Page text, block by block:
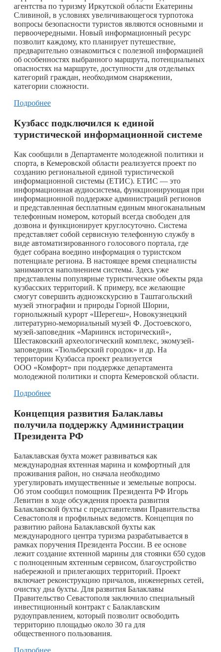
агентства по туризму Иркутской области Екатерины
Сливиной, в условиях увеличивающегося турпотока
вопросы безопасности туристов являются основными и
первоочередными. Новый информационный ресурс
позволит каждому, кто планирует путешествие,
предварительно ознакомиться с полезной информацией
об особенностях выбранного маршрута, потенциальных
опасностях на маршруте, доступности для отдельных
категорий граждан, необходимом снаряжении,
категории сложности.
Подробнее
Кузбасс подключился к единой
туристической информационной системе
Как сообщили в Департаменте молодежной политики и
спорта, в Кемеровской области реализуется проект по
созданию региональной единой туристической
информационной системы (ЕТИС). ЕТИС — это
информационная аудиосистема, функционирующая при
информационной поддержке администраций регионов
и представленная бесплатным единым многоканальным
телефонным номером, который всегда свободен для
дозвона и функционирует круглосуточно. Система
представляет собой сервисную телефонную службу в
виде автоматизированного голосового портала, где
будет собрана воедино информация о туристском
потенциале региона. В настоящее время специалисты
занимаются наполнением системы. Здесь уже
представлены популярные туристические объекты ряда
кузбасских территорий. К примеру, все желающие
смогут совершить аудиоэкскурсию в Таштагольский
музей этнографии и природы Горной Шории,
горнолыжный курорт «Шерегеш», Новокузнецкий
литературно-мемориальный музей Ф. Достоевского,
музей-заповедник «Мариинск исторический»,
Шестаковский археологический комплекс, экомузей-
заповедник «Тюльберский городок» и др. На
территории Кузбасса проект реализуется
ООО «Комфорт» при поддержке департамента
молодежной политики и спорта Кемеровской области.
Подробнее
Концепция развития Балаклавы
получила поддержку Администрации
Президента РФ
Балаклавская бухта может развиваться как
международная яхтенная марина и комфортный для
проживания район, но сначала необходимо
урегулировать имущественные и земельные вопросы.
Об этом сообщил помощник Президента РФ Игорь
Левитин в ходе обсуждения проекта развития
Балаклавской бухты с представителями Правительства
Севастополя и профильных ведомств. Концепция по
развитию района Балаклавской бухты как
международного центра туризма разрабатывается в
рамках поручения Президента России. В ее основе
лежит создание яхтенной марины для стоянки 650 судов
с полноценным яхтенным сервисом, благоустройство
набережной и прилегающих территорий. Проект
включает реконструкцию причалов, инженерных сетей,
очистку дна бухты. Для развития Балаклавы
Правительство Севастополя заключило специальный
инвестиционный контракт с Балаклавским
рудоуправлением, который позволит освободить
территорию площадью около 30 га для
общественного пользования.
Подробнее